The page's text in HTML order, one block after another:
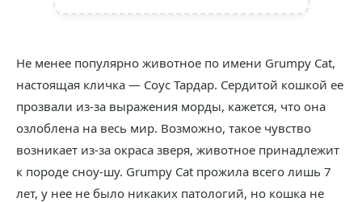
Не менее популярно животное по имени Grumpy Cat,
настоящая кличка — Соус Тардар. Сердитой кошкой ее
прозвали из-за выражения морды, кажется, что она
озлоблена на весь мир. Возможно, такое чувство
возникает из-за окраса зверя, животное принадлежит
к породе сноу-шу. Grumpy Cat прожила всего лишь 7
лет, у нее не было никаких патологий, но кошка не